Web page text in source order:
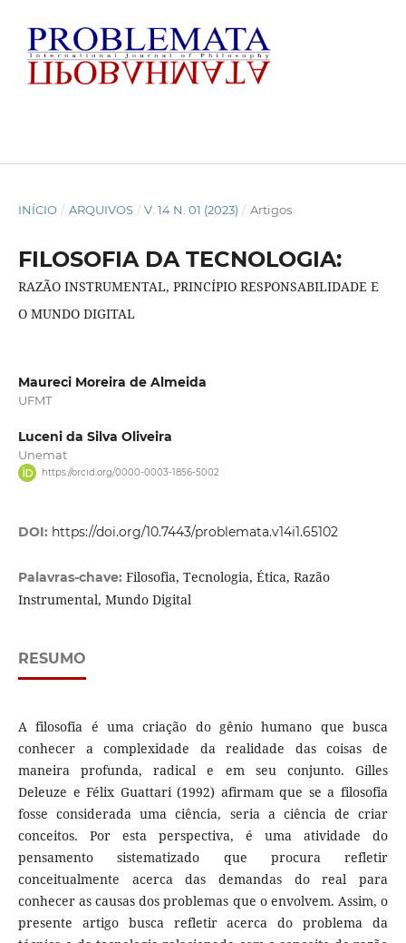
INÍCIO / ARQUIVOS / V. 14 N. 01 (2023) / Artigos
FILOSOFIA DA TECNOLOGIA:
RAZÃO INSTRUMENTAL, PRINCÍPIO RESPONSABILIDADE E
O MUNDO DIGITAL
Maureci Moreira de Almeida
UFMT
Luceni da Silva Oliveira
Unemat
https://orcid.org/0000-0003-1856-5002
DOI: https://doi.org/10.7443/problemata.v14i1.65102
Palavras-chave: Filosofia, Tecnologia, Ética, Razão
Instrumental, Mundo Digital
RESUMO
A filosofia é uma criação do gênio humano que busca
conhecer a complexidade da realidade das coisas de
maneira profunda, radical e em seu conjunto. Gilles
Deleuze e Félix Guattari (1992) afirmam que se a filosofia
fosse considerada uma ciência, seria a ciência de criar
conceitos. Por esta perspectiva, é uma atividade do
pensamento sistematizado que procura refletir
conceitualmente acerca das demandas do real para
conhecer as causas dos problemas que o envolvem. Assim, o
presente artigo busca refletir acerca do problema da